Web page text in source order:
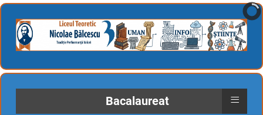
Bacalaureat ≡